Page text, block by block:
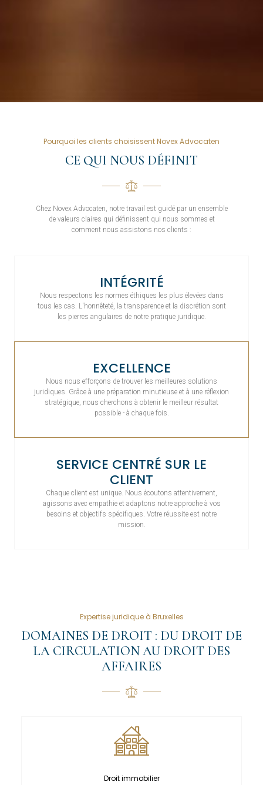
Pourquoi les clients choisissent Novex Advocaten
CE QUI NOUS DÉFINIT
Chez Novex Advocaten, notre travail est guidé par un ensemble
de valeurs claires qui définissent qui nous sommes et
comment nous assistons nos clients :
INTÉGRITÉ
Nous respectons les normes éthiques les plus élevées dans
tous les cas. L'honnêteté, la transparence et la discrétion sont
les pierres angulaires de notre pratique juridique.
EXCELLENCE
Nous nous efforçons de trouver les meilleures solutions
juridiques. Grâce à une préparation minutieuse et à une réflexion
stratégique, nous cherchons à obtenir le meilleur résultat
possible - à chaque fois.
SERVICE CENTRÉ SUR LE
CLIENT
Chaque client est unique. Nous écoutons attentivement,
agissons avec empathie et adaptons notre approche à vos
besoins et objectifs spécifiques. Votre réussite est notre
mission.
Expertise juridique à Bruxelles
DOMAINES DE DROIT : DU DROIT DE
LA CIRCULATION AU DROIT DES
AFFAIRES
Droit immobilier